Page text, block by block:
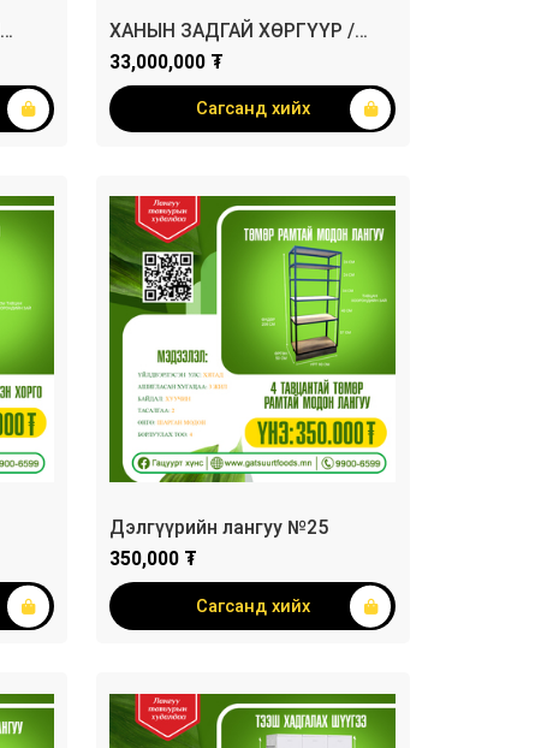
ХАНЫН ЗАДГАЙ ХӨРГҮҮР /
КОМ/
33,000,000 ₮
Сагсанд хийх
Дэлгүүрийн лангуу №25
350,000 ₮
Сагсанд хийх